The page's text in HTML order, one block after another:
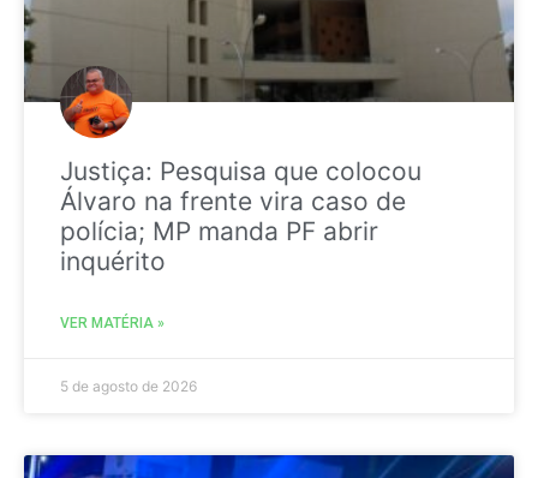
Justiça: Pesquisa que colocou
Álvaro na frente vira caso de
polícia; MP manda PF abrir
inquérito
VER MATÉRIA »
5 de agosto de 2026